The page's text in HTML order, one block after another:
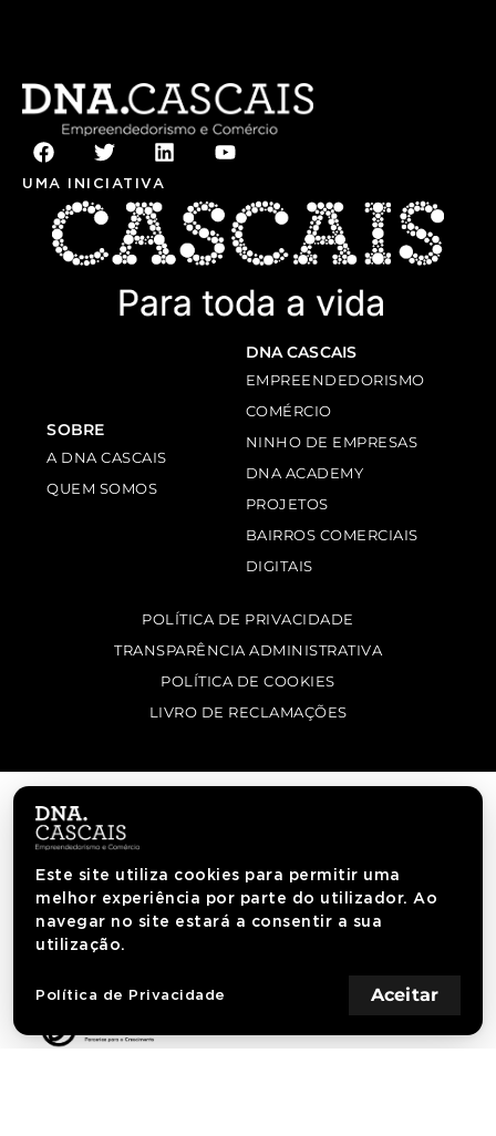
UMA INICIATIVA
SOBRE
A DNA CASCAIS
QUEM SOMOS
DNA CASCAIS
EMPREENDEDORISMO
COMÉRCIO
NINHO DE EMPRESAS
DNA ACADEMY
PROJETOS
BAIRROS COMERCIAIS
DIGITAIS
POLÍTICA DE PRIVACIDADE
TRANSPARÊNCIA ADMINISTRATIVA
POLÍTICA DE COOKIES
LIVRO DE RECLAMAÇÕES
Este site utiliza cookies para permitir uma
melhor experiência por parte do utilizador. Ao
navegar no site estará a consentir a sua
utilização.
Política de Privacidade Aceitar